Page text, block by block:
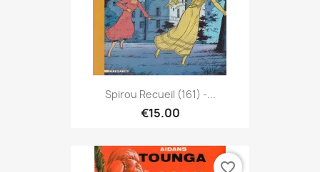
Spirou Recueil (161) -...
€15.00
favorite_border